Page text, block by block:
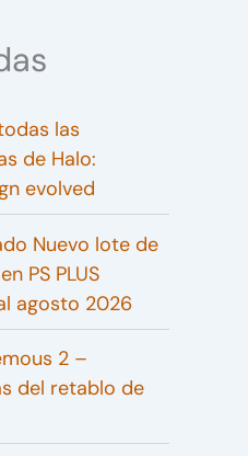
las
de Halo:
evolved
Nuevo lote de
PS PLUS
agosto 2026
2 –
del retablo de